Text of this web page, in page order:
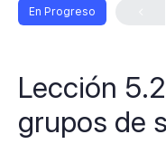
En Progreso
Lección
grupos de